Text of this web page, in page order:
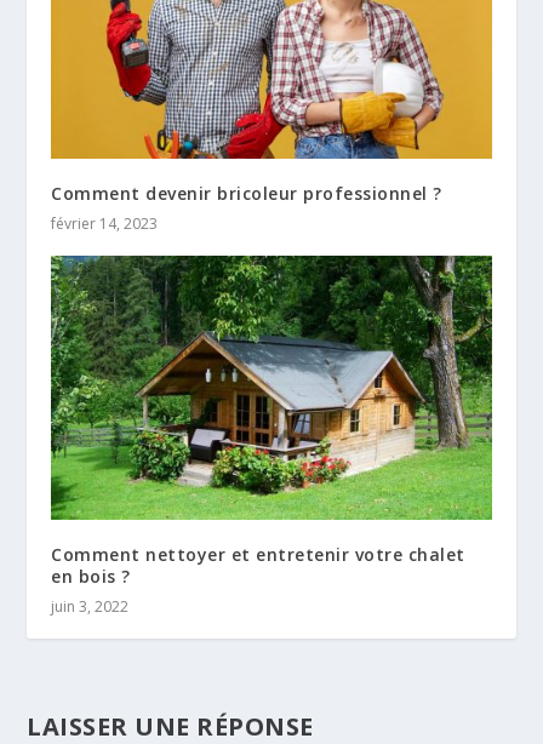
Comment devenir bricoleur professionnel ?
février 14, 2023
Comment nettoyer et entretenir votre chalet
en bois ?
juin 3, 2022
LAISSER UNE RÉPONSE